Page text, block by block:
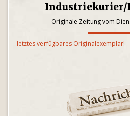
Industriekurier/
Originale Zeitung vom
letztes verfügbares Originalexemplar!